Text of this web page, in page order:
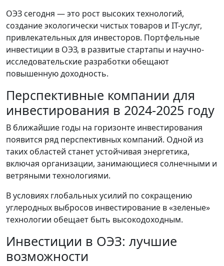
ОЭЗ сегодня — это рост высоких технологий,
создание экологически чистых товаров и IT-услуг,
привлекательных для инвесторов. Портфельные
инвестиции в ОЭЗ, в развитые стартапы и научно-
исследовательские разработки обещают
повышенную доходность.
Перспективные компании для
инвестирования в 2024-2025 году
В ближайшие годы на горизонте инвестирования
появится ряд перспективных компаний. Одной из
таких областей станет устойчивая энергетика,
включая организации, занимающиеся солнечными и
ветряными технологиями.
В условиях глобальных усилий по сокращению
углеродных выбросов инвестирование в «зеленые»
технологии обещает быть высокодоходным.
Инвестиции в ОЭЗ: лучшие
возможности